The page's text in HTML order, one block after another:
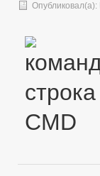
Опубликовал(а):